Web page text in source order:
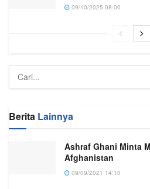
09/10/2025 08:00
Berita Lainnya
Ashraf Ghani Minta
Afghanistan
09/09/2021 14:10